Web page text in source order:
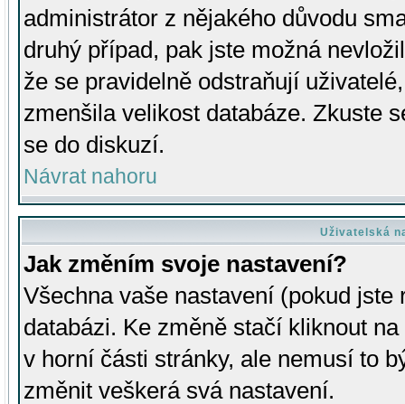
administrátor z nějakého důvodu
druhý případ, pak jste možná
že se pravidelně odstraňují
zmenšila velikost databáze. Zkuste
se do diskuzí.
Návrat nahoru
Uživatelská
Jak změním svoje nastavení?
Všechna vaše nastavení (pokud
databázi. Ke změně stačí kliknout
v horní části stránky, ale nemusí to
změnit veškerá svá nastavení.